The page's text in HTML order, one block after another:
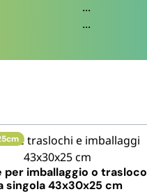
...
...
per imballaggio o trasloco
singola 43x30x25 cm